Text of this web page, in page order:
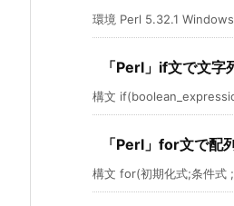
環境 Perl 5.32.1
「Perl」if文で文字
構文
「Perl」for文で配
構文 for(初期化式;条件式